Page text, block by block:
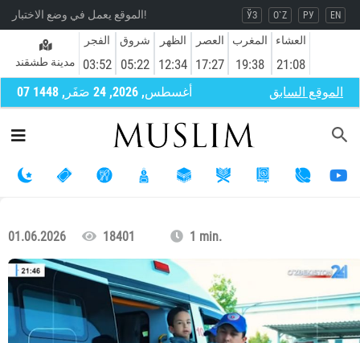
الموقع يعمل في وضع الاختبار! ЎЗ O`Z РУ EN
مدينة طشقند
الفجر
03:52
شروق
05:22
الظهر
12:34
العصر
17:27
المغرب
19:38
العشاء
21:08
07 أغسطس, 2026, 24 صَفَر, 1448 الموقع السابق
01.06.2026 18401 1 min.